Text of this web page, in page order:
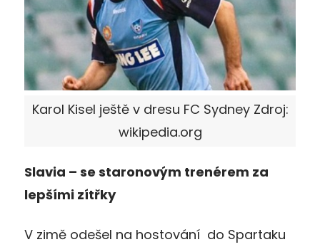
Karol Kisel ještě v dresu FC Sydney Zdroj:
wikipedia.org
Slavia – se staronovým trenérem za
lepšími zítřky
V zimě odešel na hostování do Spartaku